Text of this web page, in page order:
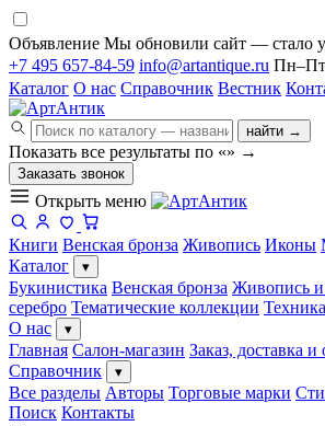
Объявление Мы обновили сайт — стало
+7 495 657-84-59 info@artantique.ru Пн–Пт
Каталог О нас Справочник Вестник
найти →
Показать все результаты по «» →
Заказать звонок
Открыть меню
Книги Венская бронза Живопись Иконы
Каталог
▾
Букинистика Венская бронза Живопись и
серебро Тематические коллекции
О нас
▾
Главная Салон-магазин Заказ, доставка и
Справочник
▾
Все разделы Авторы Торговые марки
Поиск Контакты